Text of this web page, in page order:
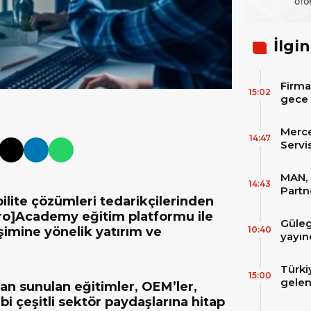
çözümleri tedarikçilerinden
eğitim platformu ile
yönelik yatırım ve
sunulan eğitimler, OEM’ler,
çeşitli sektör paydaşlarına hitap
gece
15:02
14:47
14:43
10:40
15:00